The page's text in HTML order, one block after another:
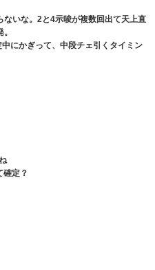
いな。2と4示唆が複数回出て天上直
にかぎって、中段チェ引くタイミン
確定？